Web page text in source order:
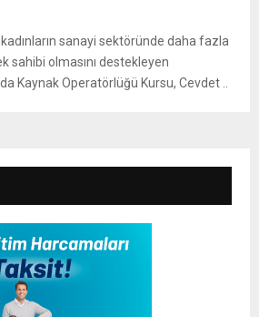
sanayi sektöründe daha fazla
sahibi olmasını destekleyen
Kaynak Operatörlüğü Kursu, Cevdet ..